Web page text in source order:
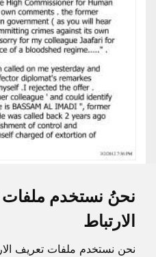
نحنُ نستخدم
الارتباط
نحن نستخدم ملفات تعريف